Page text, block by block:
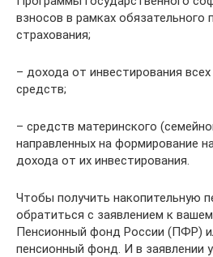
взносов в рамках обязательного
страхования;
– дохода от инвестирования
средств;
– средств материнского
направленных на формирование
дохода от их инвестирования.
Чтобы получить накопительную
обратиться с заявлением к
Пенсионный фонд России (ПФР)
пенсионный фонд. И в заявлении